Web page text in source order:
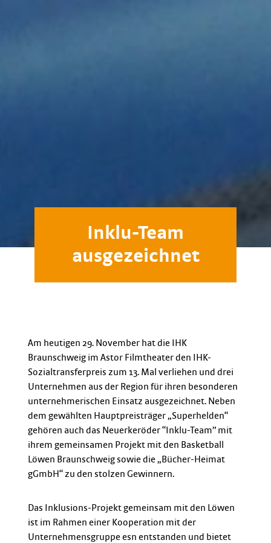
Inklu-Team
ausgezeichnet
Am heutigen 29. November hat die IHK
Braunschweig im Astor Filmtheater den IHK-
Sozialtransferpreis zum 13. Mal verliehen und drei
Unternehmen aus der Region für ihren besonderen
unternehmerischen Einsatz ausgezeichnet. Neben
dem gewählten Hauptpreisträger „Superhelden“
gehören auch das Neuerkeröder “Inklu-Team” mit
ihrem gemeinsamen Projekt mit den Basketball
Löwen Braunschweig sowie die „Bücher-Heimat
gGmbH“ zu den stolzen Gewinnern.
Das Inklusions-Projekt gemeinsam mit den Löwen
ist im Rahmen einer Kooperation mit der
Unternehmensgruppe esn entstanden und bietet